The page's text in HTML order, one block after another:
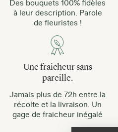
Des bouquets 100% fidèles
à leur description. Parole
de fleuristes !
Une fraicheur sans
pareille.
Jamais plus de 72h entre la
récolte et la livraison. Un
gage de fraicheur inégalé